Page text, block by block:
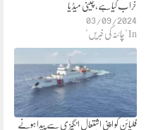
خراب کیا ہے، چینی میڈ یا
03/09/2024
In "چائنہ کی خبریں"
فلپائن کو اپنی اشتعال انگیز ی سے پیدا ہونے